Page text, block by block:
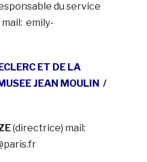
du service
emily-
ET DE LA
JEAN MOULIN /
(directrice) mail: